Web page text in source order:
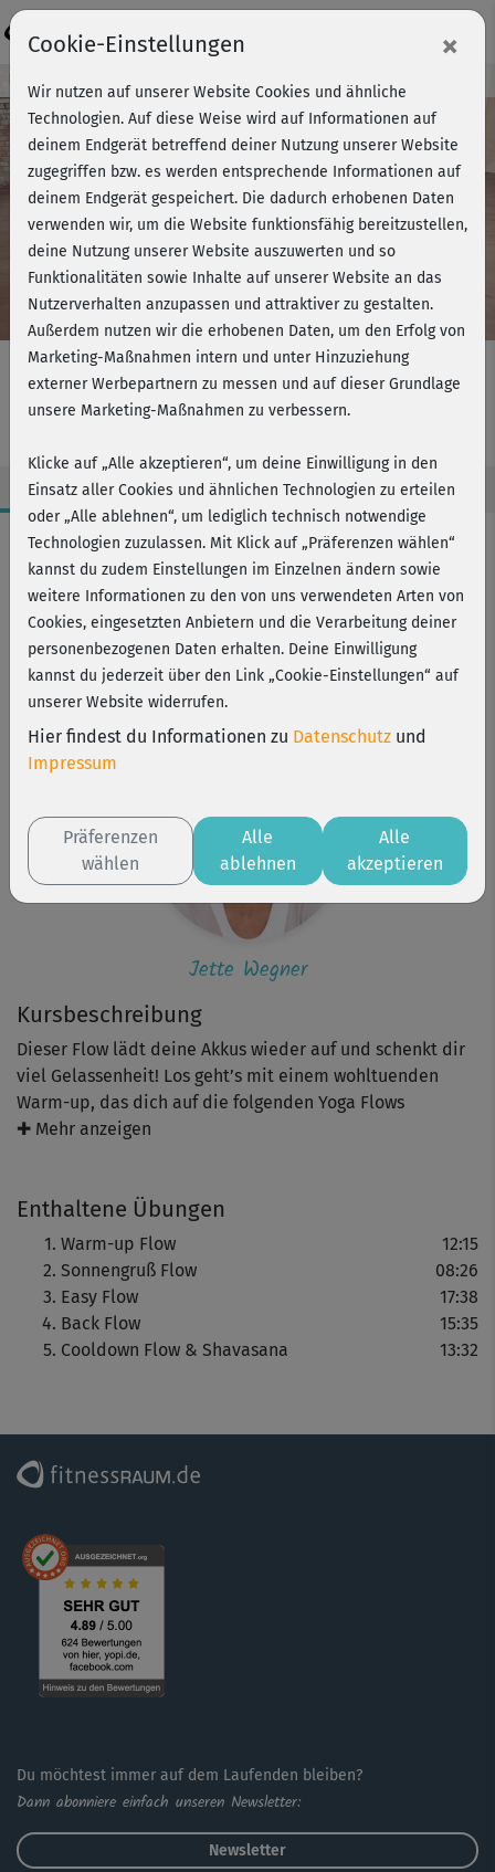
Play
Video
Kursvorschau - Jetzt mitmachen!
Energy Flow
Kursbeschreibung
Dieser Flow lädt deine Akkus wieder auf und schenkt dir
viel Gelassenheit! Los geht’s mit einem wohltuenden
Warm-up, das dich auf die folgenden Yoga Flows
vorbereitet. Im Anschluss machst du die beliebten
verschiedenen Asanas, die fließend miteinander
verknüpft werden. Der Back Flow zum Schluss fordert
dich noch ein bisschen mehr heraus. Gerne kannst du für
die enthaltene Rückbeuge ein (Yoga-)Kissen verwenden.
Wieder begleitest du alle Übungen mit der Atmung.
✚ Mehr anzeigen
Enthaltene Übungen
Warm-up Flow
12:15
Sonnengruß Flow
08:26
Easy Flow
17:38
Back Flow
15:35
Cooldown Flow & Shavasana
13:32
Workout-Facts
mittelschwer
67 Min
165 kcal
Jette Wegner
Jette Wegner
Du möchtest immer auf dem Laufenden bleiben?
Dann abonniere einfach unseren Newsletter:
Newsletter
Cookie-Einstellungen ×
Wir nutzen auf unserer Website Cookies und ähnliche
Technologien. Auf diese Weise wird auf Informationen auf
deinem Endgerät betreffend deiner Nutzung unserer Website
zugegriffen bzw. es werden entsprechende Informationen auf
deinem Endgerät gespeichert. Die dadurch erhobenen Daten
verwenden wir, um die Website funktionsfähig bereitzustellen,
deine Nutzung unserer Website auszuwerten und so
Funktionalitäten sowie Inhalte auf unserer Website an das
Nutzerverhalten anzupassen und attraktiver zu gestalten.
Außerdem nutzen wir die erhobenen Daten, um den Erfolg von
Marketing-Maßnahmen intern und unter Hinzuziehung
externer Werbepartnern zu messen und auf dieser Grundlage
unsere Marketing-Maßnahmen zu verbessern.
Klicke auf „Alle akzeptieren“, um deine Einwilligung in den
Einsatz aller Cookies und ähnlichen Technologien zu erteilen
oder „Alle ablehnen“, um lediglich technisch notwendige
Technologien zuzulassen. Mit Klick auf „Präferenzen wählen“
kannst du zudem Einstellungen im Einzelnen ändern sowie
weitere Informationen zu den von uns verwendeten Arten von
Cookies, eingesetzten Anbietern und die Verarbeitung deiner
personenbezogenen Daten erhalten. Deine Einwilligung
kannst du jederzeit über den Link „Cookie-Einstellungen“ auf
unserer Website widerrufen.
Hier findest du Informationen zu Datenschutz und
Impressum
Präferenzen
wählen
Alle
ablehnen
Alle
akzeptieren